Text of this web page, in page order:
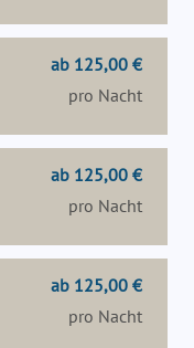
ab 125,00 €
pro Nacht
ab 125,00 €
pro Nacht
ab 125,00 €
pro Nacht